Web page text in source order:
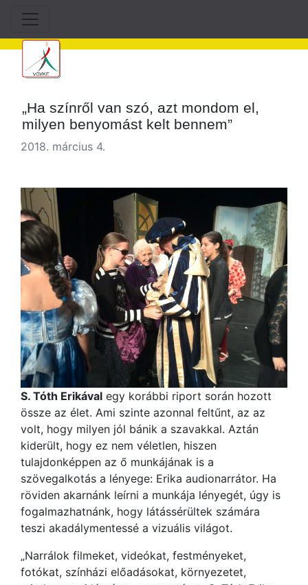
„Ha színről van szó, azt mondom el,
milyen benyomást kelt bennem”
2018. március 4.
S. Tóth Erikával egy korábbi riport során hozott
össze az élet. Ami szinte azonnal feltűnt, az az
volt, hogy milyen jól bánik a szavakkal. Aztán
kiderült, hogy ez nem véletlen, hiszen
tulajdonképpen az ő munkájának is a
szövegalkotás a lényege: Erika audionarrátor. Ha
röviden akarnánk leírni a munkája lényegét, úgy is
fogalmazhatnánk, hogy látássérültek számára
teszi akadálymentessé a vizuális világot.
„Narrálok filmeket, videókat, festményeket,
fotókat, színházi előadásokat, környezetet,